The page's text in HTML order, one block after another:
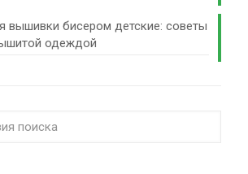
вышивки бисером детские: советы
одеждой